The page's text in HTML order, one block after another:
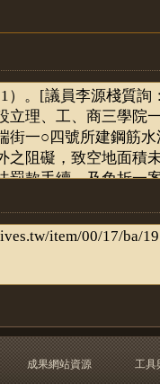
成果網站資源
工具